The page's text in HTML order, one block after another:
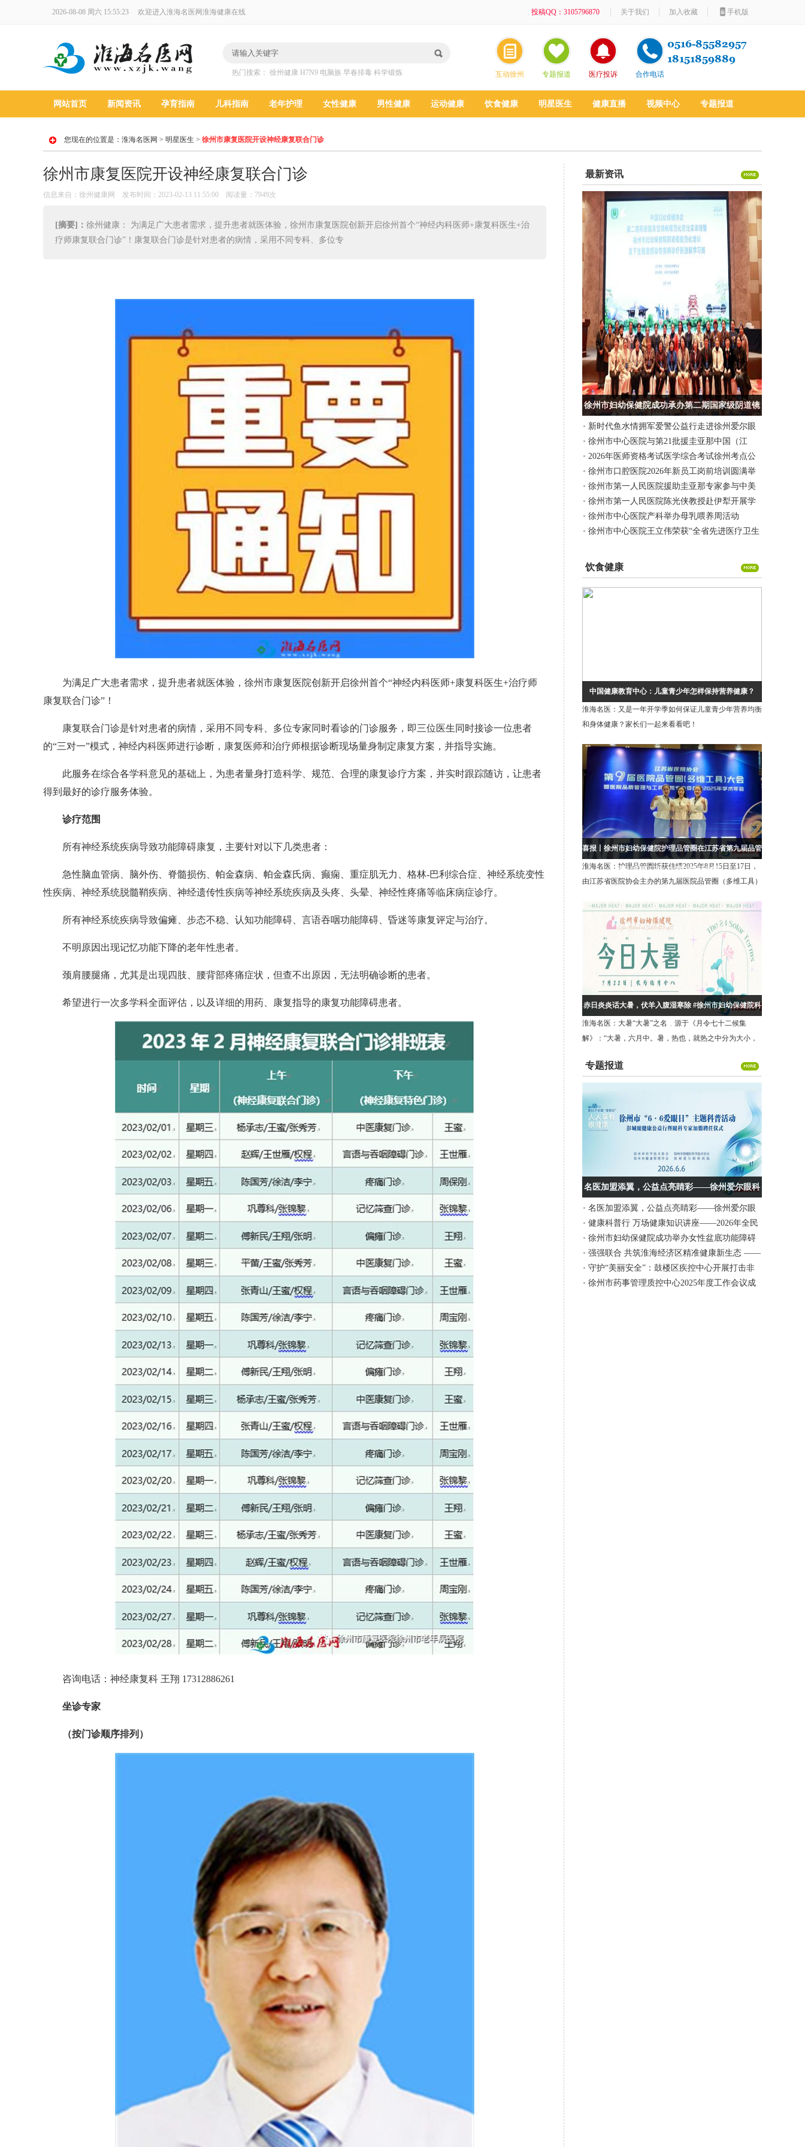
2026-08-08 周六 15:55:24 欢迎进入淮海名医网淮海健康在线 手机版
加入收藏
关于我们
投稿QQ：3105796870
热门搜索： 徐州健康 H7N9 电脑族 早春排毒 科学锻炼 互动徐州 专题报道 医疗投诉 合作电话
网站首页 新闻资讯 孕育指南 儿科指南 老年护理 女性健康 男性健康 运动健康 饮食健康 明星医生 健康直播 视频中心 专题报道
您现在的位置是： 淮海名医网 > 明星医生 > 徐州市康复医院开设神经康复联合门诊
徐州市康复医院开设神经康复联合门诊
信息来自：徐州健康网 发布时间：2023-02-13 11:55:00 阅读量：7949次
[摘要]： 徐州健康： 为满足广大患者需求，提升患者就医体验，徐州市康复医院创新开启徐州首个“神经内科医师+康复科医生+治
疗师康复联合门诊”！康复联合门诊是针对患者的病情，采用不同专科、多位专
为满足广大患者需求，提升患者就医体验，徐州市康复医院创新开启徐州首个“神经内科医师+康复科医生+治疗师
康复联合门诊”！
康复联合门诊是针对患者的病情，采用不同专科、多位专家同时看诊的门诊服务，即三位医生同时接诊一位患者
的“三对一”模式，神经内科医师进行诊断，康复医师和治疗师根据诊断现场量身制定康复方案，并指导实施。
此服务在综合各学科意见的基础上，为患者量身打造科学、规范、合理的康复诊疗方案，并实时跟踪随访，让患者
得到最好的诊疗服务体验。
诊疗范围
所有神经系统疾病导致功能障碍康复，主要针对以下几类患者：
急性脑血管病、脑外伤、脊髓损伤、帕金森病、帕金森氏病、癫痫、重症肌无力、格林-巴利综合症、神经系统变性
性疾病、神经系统脱髓鞘疾病、神经遗传性疾病等神经系统疾病及头疼、头晕、神经性疼痛等临床病症诊疗。
所有神经系统疾病导致偏瘫、步态不稳、认知功能障碍、言语吞咽功能障碍、昏迷等康复评定与治疗。
不明原因出现记忆功能下降的老年性患者。
颈肩腰腿痛，尤其是出现四肢、腰背部疼痛症状，但查不出原因，无法明确诊断的患者。
希望进行一次多学科全面评估，以及详细的用药、康复指导的康复功能障碍患者。
咨询电话：神经康复科 王翔 17312886261
坐诊专家
（按门诊顺序排列）
最新资讯
徐州市妇幼保健院成功承办第二期国家级阴道镜
及宫颈病规范化防治实训班
新时代鱼水情拥军爱警公益行走进徐州爱尔眼
科医院
徐州市中心医院与第21批援圭亚那中国（江
苏）医疗队开展远程会诊
2026年医师资格考试医学综合考试徐州考点公
告
徐州市口腔医院2026年新员工岗前培训圆满举
办
徐州市第一人民医院援助圭亚那专家参与中美
圭三国专家联合外科诊疗活动
徐州市第一人民医院陈光侠教授赴伊犁开展学
术交流，书写医疗协作新篇章
徐州市中心医院产科举办母乳喂养周活动
徐州市中心医院王立伟荣获“全省先进医疗卫生
饮食健康
中国健康教育中心：儿童青少年怎样保持营养健康？
淮海名医：又是一年开学季如何保证儿童青少年营养均衡
和身体健康？家长们一起来看看吧！
喜报丨徐州市妇幼保健院护理品管圈在江苏省第九届品管
圈（多维工具）大赛中斩获佳绩！
淮海名医：护理品管圈斩获佳绩2025年8月15日至17日，
由江苏省医院协会主办的第九届医院品管圈（多维工具）
的“盆悦新生圈”项目，在三级医院护
赤日炎炎话大暑，伏羊入腹湿寒除 #徐州市妇幼保健院科
普
淮海名医：大暑“大暑”之名，源于《月令七十二候集
解》：“大暑，六月中。暑，热也，就热之中分为大小，
代表炎热。夏季最热的时段被划
专题报道
名医加盟添翼，公益点亮睛彩——徐州爱尔眼科
医院“6·6爱眼日”主题活动圆满举行
名医加盟添翼，公益点亮睛彩——徐州爱尔眼
科医院“6·6爱眼日”主题活动圆满举行
健康科普行 万场健康知识讲座——2026年全民
营养周暨“5.20”中国学生营养日、大学生体质提
升行动义诊活动在徐州工程学院举行
徐州市妇幼保健院成功举办女性盆底功能障碍
性疾病诊疗新技术、新进展学习班
强强联合 共筑淮海经济区精准健康新生态 ——
上海细胞治疗集团徐州运营中心与徐州美年大
健康签署战略合作协议
守护“美丽安全”：鼓楼区疾控中心开展打击非
法医美宣传活动
徐州市药事管理质控中心2025年度工作会议成